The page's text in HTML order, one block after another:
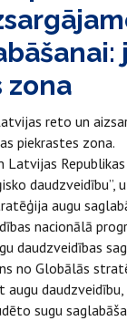
zona
reto un
piekrastes zona.
daudzveidību”,
augu
nacionālā
daudzveidības
no Globālās
sugu